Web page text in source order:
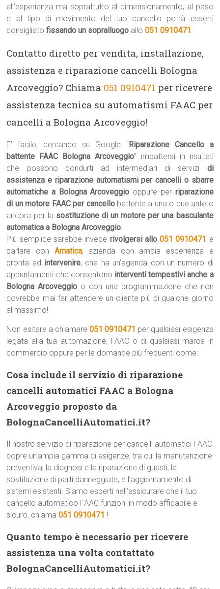
all’esperienza ma soprattutto al dimensionamento, al peso
e al tipo di movimento del tuo cancello potrà esserti
consigliatofissando un sopralluogo allo051 0910471.
Contatto diretto per vendita, installazione,
assistenza e riparazione cancelli Bologna
Arcoveggio? Chiama 051 0910471 per ricevere
assistenza tecnica su automatismi FAAC per
cancelli a Bologna Arcoveggio!
E’ facile, cercando su Google “Riparazione Cancello a
battente FAAC Bologna Arcoveggio” imbattersi in risultati
che possono condurti ad intermediari di servizi di
assistenza e riparazione automatismi per cancelli o sbarre
automatiche a Bologna Arcoveggio oppure per riparazione
di un motore FAAC per cancellobattente a una o due ante o
ancora per la sostituzione di un motore per una basculante
automatica a Bologna Arcoveggio.
Più semplice sarebbe invece rivolgersi allo051 0910471 e
parlare con Amatica, azienda con ampia esperienza e
pronta ad intervenire, che ha un’agenda con un numero di
appuntamenti che consentono interventi tempestivi anche a
Bologna Arcoveggio o con una programmazione che non
dovrebbe mai far attendere un cliente più di qualche giorno
al massimo!
Non esitare a chiamare 051 0910471 per qualsiasi esigenza
legata alla tua automazione, FAAC o di qualsiasi marca in
commercio oppure per le domande più frequenti come:
Cosa include il servizio di riparazione
cancelli automatici FAAC a Bologna
Arcoveggio proposto da
BolognaCancelliAutomatici.it?
Il nostro servizio di riparazione per cancelli automatici FAAC
copre un’ampia gamma di esigenze, tra cui la manutenzione
preventiva, la diagnosi e la riparazione di guasti, la
sostituzione di parti danneggiate, e l’aggiornamento di
sistemi esistenti. Siamo esperti nell’assicurare che il tuo
cancello automatico FAAC funzioni in modo affidabile e
sicuro, chiama051 0910471 !
Quanto tempo è necessario per ricevere
assistenza una volta contattato
BolognaCancelliAutomatici.it?